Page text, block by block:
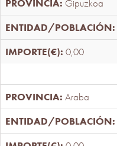
Gipuzkoa
0,00
Araba